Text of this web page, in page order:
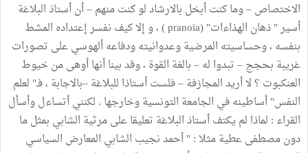
الاختصاص – وما كنت أبخل بالارشاد لو كنت منهم – أن أستاذ البلاغة
أسير " ذهان الهذاءات" (pranoïa ) ، و إلا كيف نفسر إعتداده المشط
بنفسه ، وحساسيته المرضية وعدوانيته ودفاعه ألهوسي على تصورات
غريبة بحجج – تبدوا له – بالغة القوة ، وقد بينا أنها أوهى من خيوط
العنكبوت ؟ لا أريد المجازفة – فلست أستاذا للبلاغة –بالاجابة ، فـ" لعلم
النفس" أساطينه في الجامعة التونسية وخارجها . لكنني أتساءل وأسأل
القراء : لماذا لم يكتف أستاذ البلاغة تعليقا على مرثية الشابي بمثل ما
دون مصطفى عطية مثلا : " أحمد نجيب الشابي المعارض السياسي